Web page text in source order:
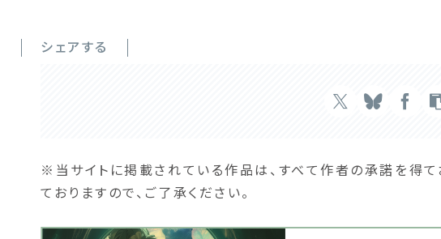
シェアする
※当サイトに掲載されている作品は、すべて作者の承諾を得
ておりますので、ご了承ください。